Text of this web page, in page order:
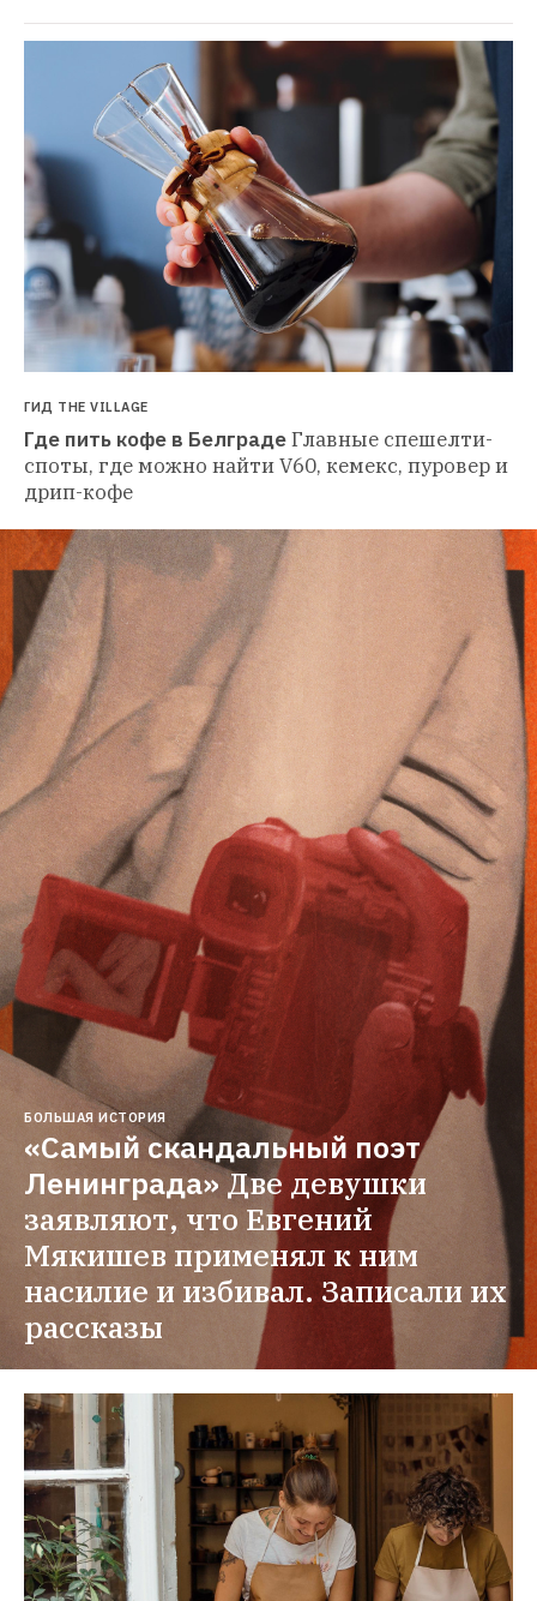
ГИД THE VILLAGE
Где пить кофе в БелградеГлавные спешелти-
споты, где можно найти V60, кемекс, пуровер и
дрип-кофе
БОЛЬШАЯ ИСТОРИЯ
«Самый скандальный поэт
Ленинграда»Две девушки
заявляют, что Евгений
Мякишев применял к ним
насилие и избивал. Записали их
рассказы